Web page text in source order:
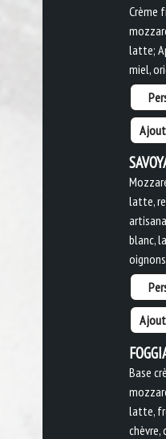
Crème
latte;
miel,
latte,
blanc,
Base
latte,
chèvre,